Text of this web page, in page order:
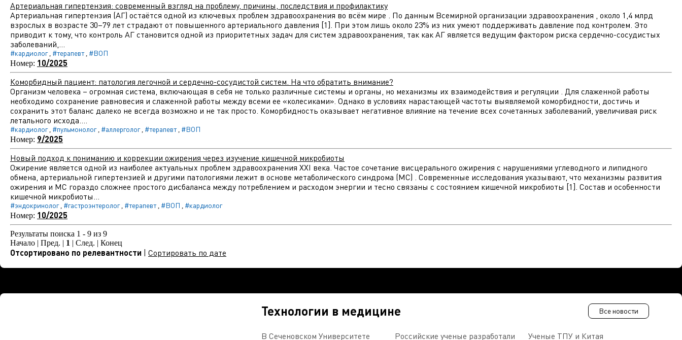
Артериальная гипертензия: современный взгляд на проблему, причины, последствия и профилактику
Артериальная гипертензия (АГ) остаётся одной из ключевых проблем здравоохранения во всём мире . По данным Всемирной организации здравоохранения , около 1,4 млрд
взрослых в возрасте 30–79 лет страдают от повышенного артериального давления [1]. При этом лишь около 23% из них умеют поддерживать давление под контролем. Это
приводит к тому, что контроль АГ становится одной из приоритетных задач для систем здравоохранения, так как АГ является ведущим фактором риска сердечно-сосудистых
заболеваний,...
#кардиолог, #терапевт, #ВОП
Номер: 10/2025
Коморбидный пациент: патология легочной и сердечно-сосудистой систем. На что обратить внимание?
Организм человека – огромная система, включающая в себя не только различные системы и органы, но механизмы их взаимодействия и регуляции . Для слаженной работы
необходимо сохранение равновесия и слаженной работы между всеми ее «колесиками». Однако в условиях нарастающей частоты выявляемой коморбидности, достичь и
сохранить этот баланс далеко не всегда возможно и не так просто. Коморбидность оказывает негативное влияние на течение всех сочетанных заболеваний, увеличивая риск
летального исхода....
#кардиолог, #пульмонолог, #аллерголог, #терапевт, #ВОП
Номер: 9/2025
Новый подход к пониманию и коррекции ожирения через изучение кишечной микробиоты
Ожирение является одной из наиболее актуальных проблем здравоохранения XXI века. Частое сочетание висцерального ожирения с нарушениями углеводного и липидного
обмена, артериальной гипертензией и другими патологиями лежит в основе метаболического синдрома (МС) . Современные исследования указывают, что механизмы развития
ожирения и МС гораздо сложнее простого дисбаланса между потреблением и расходом энергии и тесно связаны с состоянием кишечной микробиоты [1]. Состав и особенности
кишечной микробиоты...
#эндокринолог, #гастроэнтеролог, #терапевт, #ВОП , #кардиолог
Номер: 10/2025
Результаты поиска 1 - 9 из 9
Начало | Пред. | 1 | След. | Конец
Отсортировано по релевантности Сортировать по дате
Технологии в медицине Все новости
В Сеченовском Университете Российские ученые разработали Ученые ТПУ и Китая